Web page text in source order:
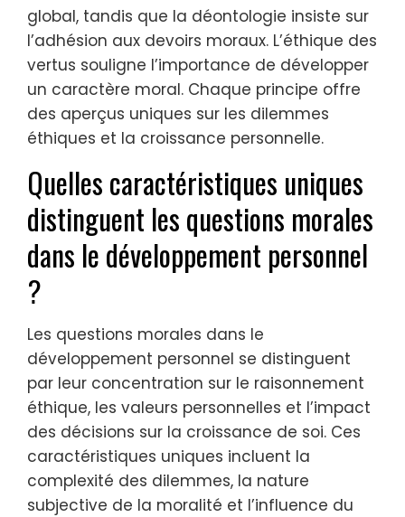
global, tandis que la déontologie insiste sur
l’adhésion aux devoirs moraux. L’éthique des
vertus souligne l’importance de développer
un caractère moral. Chaque principe offre
des aperçus uniques sur les dilemmes
éthiques et la croissance personnelle.
Quelles caractéristiques uniques
distinguent les questions morales
dans le développement personnel
?
Les questions morales dans le
développement personnel se distinguent
par leur concentration sur le raisonnement
éthique, les valeurs personnelles et l’impact
des décisions sur la croissance de soi. Ces
caractéristiques uniques incluent la
complexité des dilemmes, la nature
subjective de la moralité et l’influence du